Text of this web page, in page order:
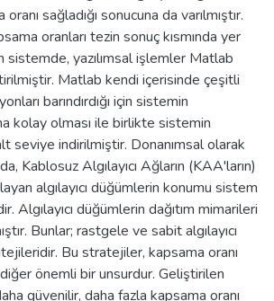
sağladığı sonucuna da varılmıştır.
oranları tezin sonuç kısmında yer
sistemde, yazılımsal işlemler Matlab
Matlab kendi içerisinde çeşitli
barındırdığı için sistemin
kolay olması ile birlikte sistemin
seviye indirilmiştir. Donanımsal olarak
Kablosuz Algılayıcı Ağların (KAA'ların)
algılayıcı düğümlerin konumu sistem
Algılayıcı düğümlerin dağıtım mimarileri
Bunlar; rastgele ve sabit algılayıcı
Bu stratejiler, kapsama oranı
önemli bir unsurdur. Geliştirilen
güvenilir, daha fazla kapsama oranı